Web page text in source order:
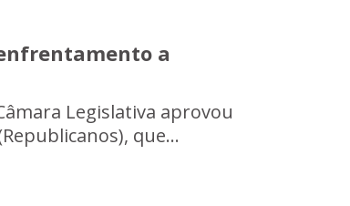
a
Legislativa aprovou
que...